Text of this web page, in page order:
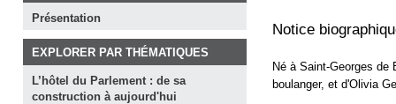
Présentation
EXPLORER PAR THÉMATIQUES
L’hôtel du Parlement : de sa
construction à aujourd'hui
Notice
Né à Saint-Georges
boulanger, et d'Olivia